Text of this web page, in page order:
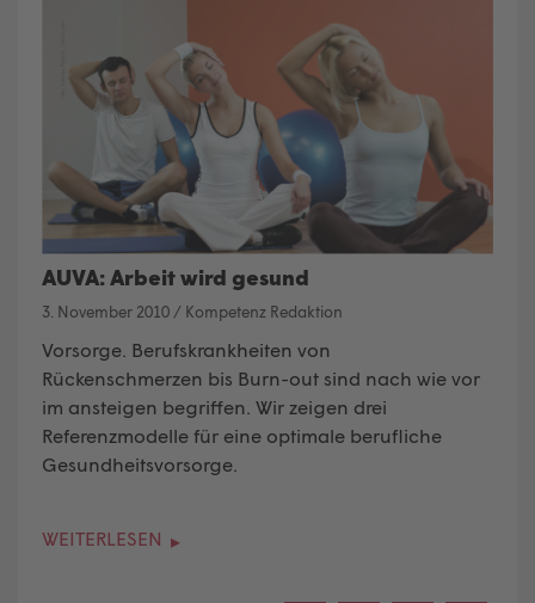
AUVA: Arbeit wird gesund
3. November 2010 / Kompetenz Redaktion
Vorsorge. Berufskrankheiten von
Rückenschmerzen bis Burn-out sind nach wie vor
im ansteigen begriffen. Wir zeigen drei
Referenzmodelle für eine optimale berufliche
Gesundheitsvorsorge.
WEITERLESEN